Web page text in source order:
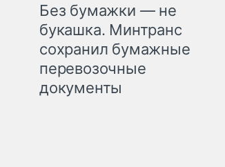
Без бумажки — не
букашка. Минтранс
сохранил бумажные
перевозочные
документы